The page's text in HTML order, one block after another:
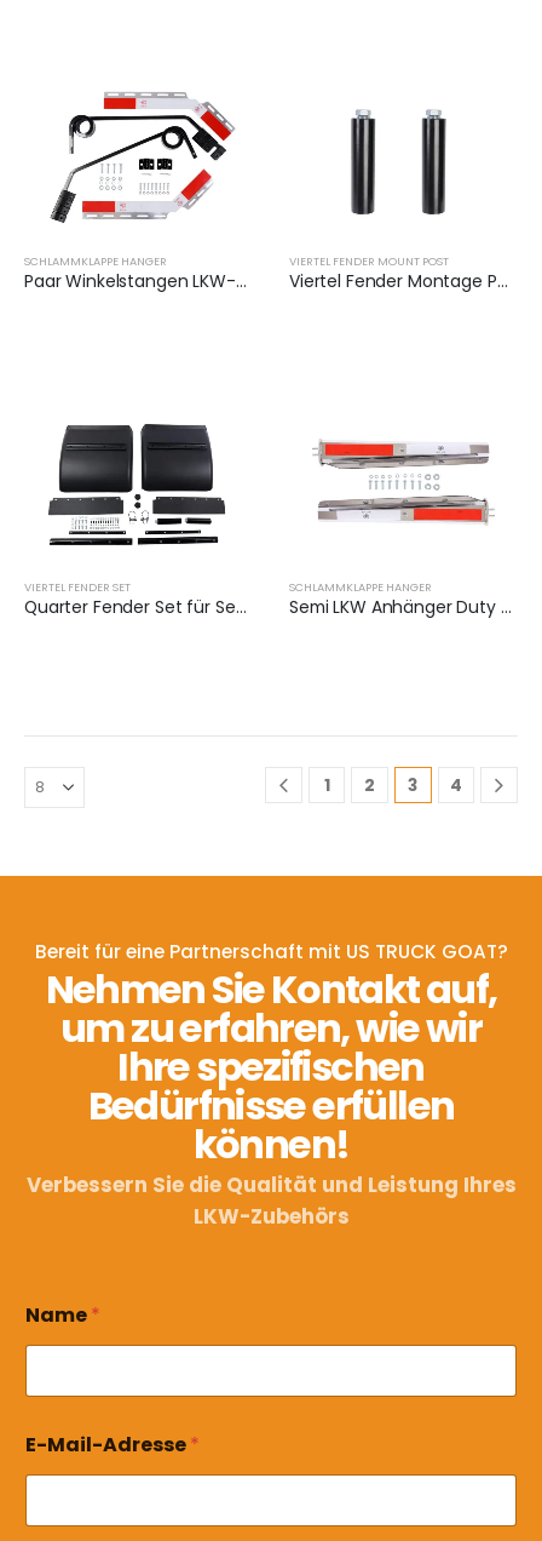
SCHLAMMKLAPPE HANGER
Paar Winkelstangen LKW-Aufhänger mit Reflektorplatten | XKJ-MFH-Q3C
VIERTEL FENDER MOUNT POST
Viertel Fender Montage Post ​ (Paar) | XKJ-QFS24BK
VIERTEL FENDER SET
Quarter Fender Set für Semi Truck | XKJ-QFS24BKLS
SCHLAMMKLAPPE HANGER
Semi LKW Anhänger Duty Schlammklappen | XKJ-MFH-03-SS-1/2
1 2 3 4
Bereit für eine Partnerschaft mit US TRUCK GOAT?
Nehmen Sie Kontakt auf,
um zu erfahren, wie wir
Ihre spezifischen
Bedürfnisse erfüllen
können!
Verbessern Sie die Qualität und Leistung Ihres
LKW-Zubehörs
Name*
E-Mail-Adresse*